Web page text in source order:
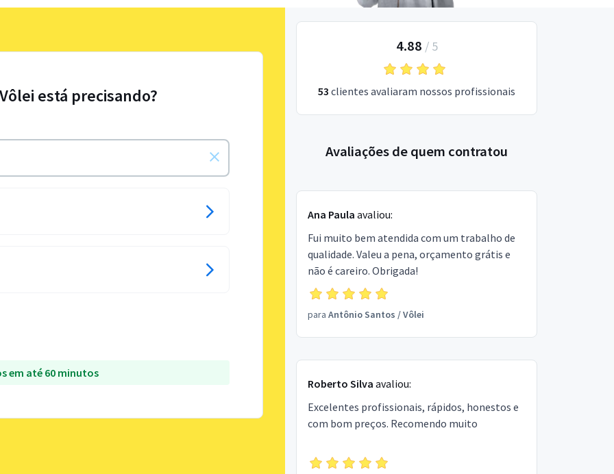
está precisando?
em até 60 minutos
4.88 / 5
53 clientes avaliaram nossos profissionais
Avaliações de quem contratou
Ana Paula avaliou:
Fui muito bem atendida com um trabalho de
qualidade. Valeu a pena, orçamento grátis e
não é careiro. Obrigada!
para Antônio Santos /Vôlei
Roberto Silva avaliou:
Excelentes profissionais, rápidos, honestos e
com bom preços. Recomendo muito